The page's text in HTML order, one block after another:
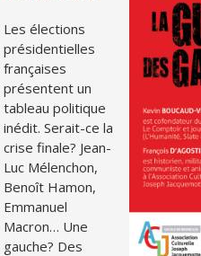
Les élections
présidentielles
françaises
présentent un
tableau politique
inédit. Serait-ce la
crise finale? Jean-
Luc Mélenchon,
Benoît Hamon,
Emmanuel
Macron… Une
gauche? Des